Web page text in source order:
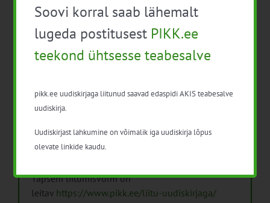
Pikk.ee uudiskirjaga liitumine.
Isikuandmeid töötleme vastavalt
Isikuandmete
Täpsem liitumisvorm on
leitav https://www.pikk.ee/liitu-uudiskirjaga/
Soovi korral saab lähemalt
lugeda postitusest PIKK.ee
teekond ühtsesse teabesalve
pikk.ee uudiskirjaga liitunud saavad edaspidi AKIS teabesalve
uudiskirja.
Uudiskirjast lahkumine on võimalik iga uudiskirja lõpus
olevate linkide kaudu.